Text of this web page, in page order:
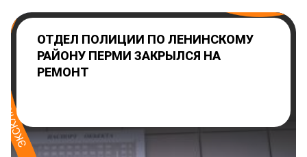
ОТДЕЛ ПОЛИЦИИ ПО ЛЕНИНСКОМУ
РАЙОНУ ПЕРМИ ЗАКРЫЛСЯ НА
РЕМОНТ